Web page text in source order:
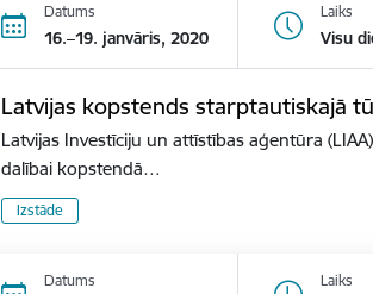
Datums
16.–19. janvāris, 2020
Laiks
Visu
Latvijas kopstends starptautiskajā
Latvijas Investīciju un attīstības aģentūra
dalībai kopstendā…
Izstāde
Datums Laiks